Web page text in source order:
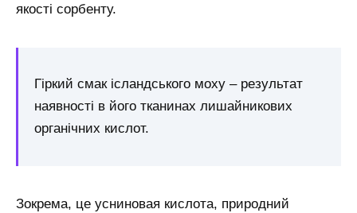
якості сорбенту.
Гіркий смак ісландського моху – результат
наявності в його тканинах лишайникових
органічних кислот.
Зокрема, це усниновая кислота, природний